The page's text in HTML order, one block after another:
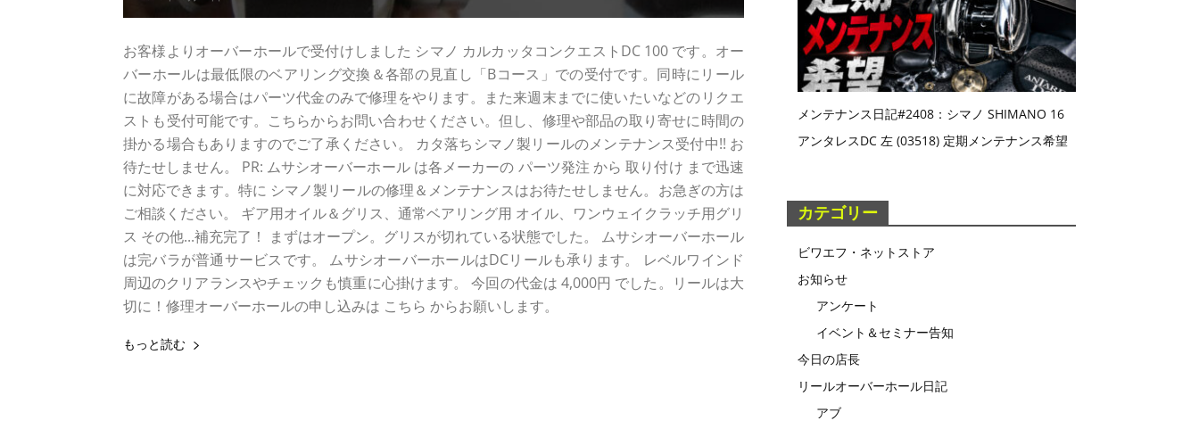
お客様よりオーバーホールで受付けしました シマノ カルカッタコンクエストDC 100 です。オー
バーホールは最低限のベアリング交換＆各部の見直し「Bコース」での受付です。同時にリール
に故障がある場合はパーツ代金のみで修理をやります。また来週末までに使いたいなどのリクエ
ストも受付可能です。こちらからお問い合わせください。但し、修理や部品の取り寄せに時間の
掛かる場合もありますのでご了承ください。 カタ落ちシマノ製リールのメンテナンス受付中!! お
待たせしません。 PR: ムサシオーバーホール は各メーカーの パーツ発注 から 取り付け まで迅速
に対応できます。特に シマノ製リールの修理＆メンテナンスはお待たせしません。お急ぎの方は
ご相談ください。 ギア用オイル＆グリス、通常ベアリング用 オイル、ワンウェイクラッチ用グリ
ス その他...補充完了！ まずはオープン。グリスが切れている状態でした。 ムサシオーバーホール
は完バラが普通サービスです。 ムサシオーバーホールはDCリールも承ります。 レベルワインド
周辺のクリアランスやチェックも慎重に心掛けます。 今回の代金は 4,000円 でした。リールは大
切に！修理オーバーホールの申し込みは こちら からお願いします。
もっと読む
メンテナンス日記#2408：シマノ SHIMANO 16
アンタレスDC 左 (03518) 定期メンテナンス希望
カテゴリー
ビワエフ・ネットストア
お知らせ
アンケート
イベント＆セミナー告知
今日の店長
リールオーバーホール日記
アブ